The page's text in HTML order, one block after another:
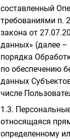
составленный
требованиями п.
закона от
данных» (далее –
порядка
по обеспечению
данных
числе
1.3.
относящаяся
определенному